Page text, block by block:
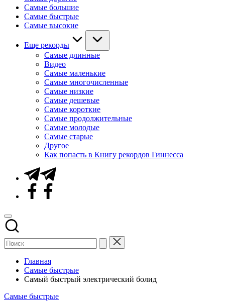
Самые большие
Самые быстрые
Самые высокие
Еще рекорды
Самые длинные
Видео
Самые маленькие
Самые многочисленные
Самые низкие
Самые дешевые
Самые короткие
Самые продолжительные
Самые молодые
Самые старые
Другое
Как попасть в Книгу рекордов Гиннесса
Telegram
Facebook
Главная
Самые быстрые
Самый быстрый электрический болид
Опубликовано
Самые быстрые